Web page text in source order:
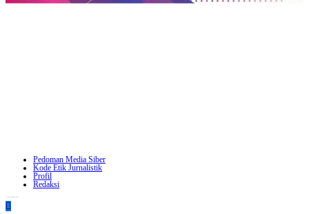
Pedoman Media Siber
Kode Etik Jurnalistik
Profil
Redaksi